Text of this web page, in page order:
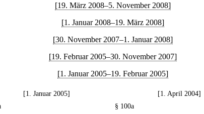
[19. März 2008–5. November 2008]
[1. Januar 2008–19. März 2008]
[30. November 2007–1. Januar 2008]
[19. Februar 2005–30. November 2007]
[1. Januar 2005–19. Februar 2005]
[1. Januar 2005]
[1. April 2004]
§ 100a